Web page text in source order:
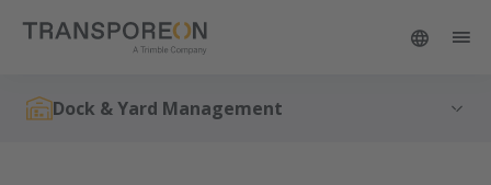
Dock & Yard Management